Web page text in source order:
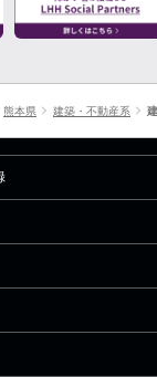
熊本県 建築・不動産系